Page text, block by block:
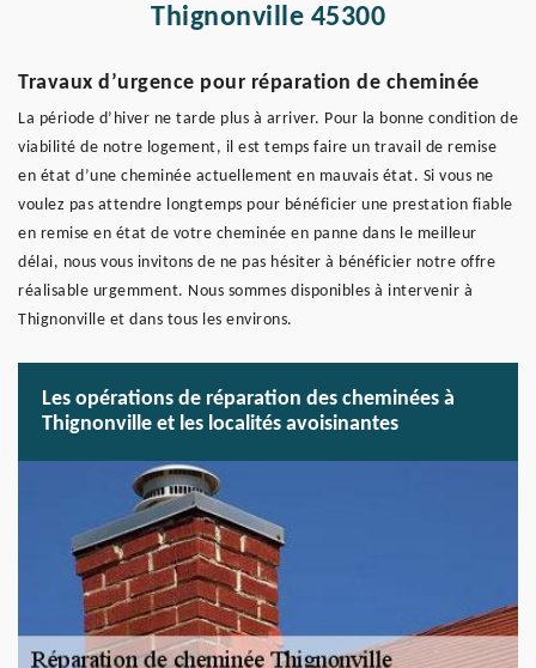
Thignonville 45300
Travaux d’urgence pour réparation de cheminée
La période d’hiver ne tarde plus à arriver. Pour la bonne condition de
viabilité de notre logement, il est temps faire un travail de remise
en état d’une cheminée actuellement en mauvais état. Si vous ne
voulez pas attendre longtemps pour bénéficier une prestation fiable
en remise en état de votre cheminée en panne dans le meilleur
délai, nous vous invitons de ne pas hésiter à bénéficier notre offre
réalisable urgemment. Nous sommes disponibles à intervenir à
Thignonville et dans tous les environs.
Les opérations de réparation des cheminées à
Thignonville et les localités avoisinantes